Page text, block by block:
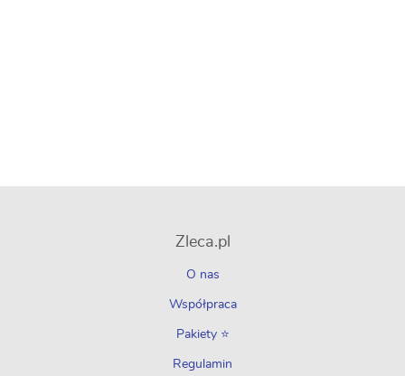
Zleca.pl
O nas
Współpraca
Pakiety ⭐
Regulamin